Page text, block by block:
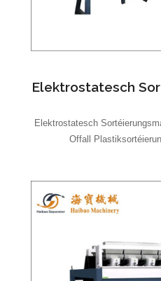
Elektrostatesch
Elektrostatesch
Offall